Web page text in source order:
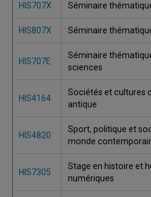
HIS707X Séminaire
HIS807X Séminaire
HIS707E
Séminaire
sciences
HIS4164
Sociétés et cultures
antique
HIS4820
Sport, politique et
monde
HIS7305
Stage en histoire et
numériques